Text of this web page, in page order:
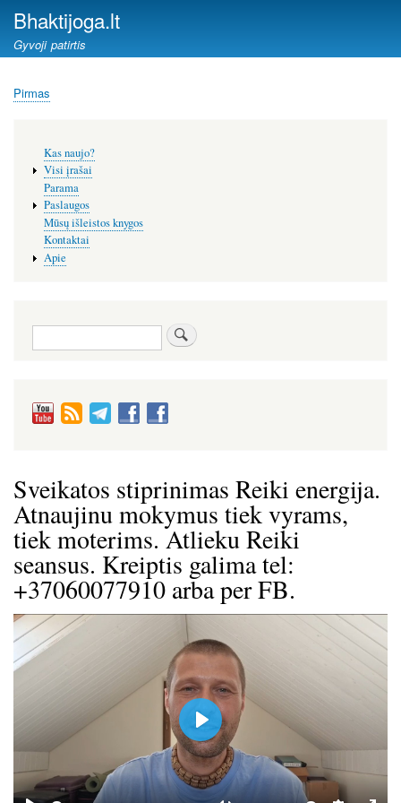
Bhaktijoga.lt
Gyvoji patirtis
Kelias
Pirmas
Sveikatos stiprinimas Reiki energija.
Atnaujinu mokymus tiek vyrams,
tiek moterims. Atlieku Reiki
seansus. Kreiptis galima tel:
+37060077910 arba per FB.
P
l
a
meniu
Kas naujo?
Visi įrašai
Parama
Paslaugos
Mūsų išleistos knygos
Kontaktai
Apie
Paieška